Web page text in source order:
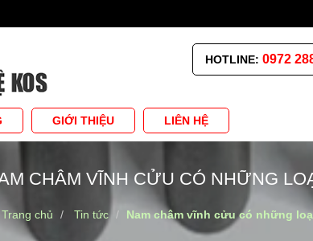
HOTLINE: 0972
GIỚI THIỆU LIÊN HỆ
CHÂM VĨNH CỬU CÓ NHỮNG
Trang chủ Tin tức Nam châm vĩnh cửu có những